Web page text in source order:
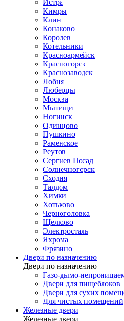
Истра
Кимры
Клин
Конаково
Королев
Котельники
Красноармейск
Красногорск
Краснозаводск
Лобня
Люберцы
Москва
Мытищи
Ногинск
Одинцово
Пушкино
Раменское
Реутов
Сергиев Посад
Солнечногорск
Сходня
Талдом
Химки
Хотьково
Черноголовка
Щелково
Электросталь
Яхрома
Фрязино
Двери по назначению
Двери по назначению
Газо-дымо-
Двери для пищеблоков
Двери для сухих
Для чистых помещений
Железные двери
Железные двери